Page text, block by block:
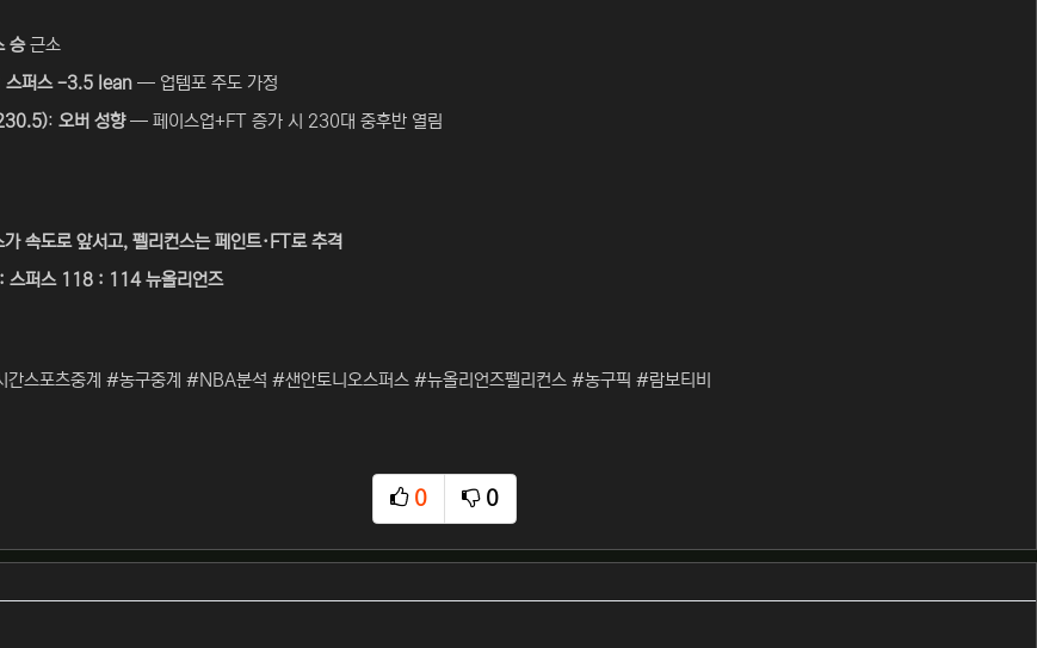
승근소
스퍼스 -3.5 lean — 업템포 주도 가정
: 오버 성향— 페이스업+FT 증가 시 230대 중후반 열림
가 속도로 앞서고, 펠리컨스는 페인트·FT로 추격
스퍼스 118 : 114 뉴올리언즈
스포츠중계 #농구중계 #NBA분석 #샌안토니오스퍼스 #뉴올리언즈펠리컨스 #농구픽 #람보티비
0
추천
0
비추천